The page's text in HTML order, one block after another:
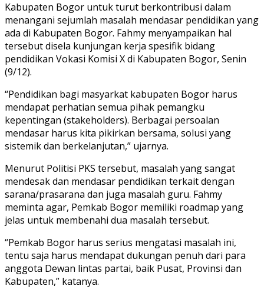
Kabupaten Bogor untuk turut berkontribusi dalam
menangani sejumlah masalah mendasar pendidikan yang
ada di Kabupaten Bogor. Fahmy menyampaikan hal
tersebut disela kunjungan kerja spesifik bidang
pendidikan Vokasi Komisi X di Kabupaten Bogor, Senin
(9/12).
“Pendidikan bagi masyarkat kabupaten Bogor harus
mendapat perhatian semua pihak pemangku
kepentingan (stakeholders). Berbagai persoalan
mendasar harus kita pikirkan bersama, solusi yang
sistemik dan berkelanjutan,” ujarnya.
Menurut Politisi PKS tersebut, masalah yang sangat
mendesak dan mendasar pendidikan terkait dengan
sarana/prasarana dan juga masalah guru. Fahmy
meminta agar, Pemkab Bogor memiliki roadmap yang
jelas untuk membenahi dua masalah tersebut.
“Pemkab Bogor harus serius mengatasi masalah ini,
tentu saja harus mendapat dukungan penuh dari para
anggota Dewan lintas partai, baik Pusat, Provinsi dan
Kabupaten,” katanya.